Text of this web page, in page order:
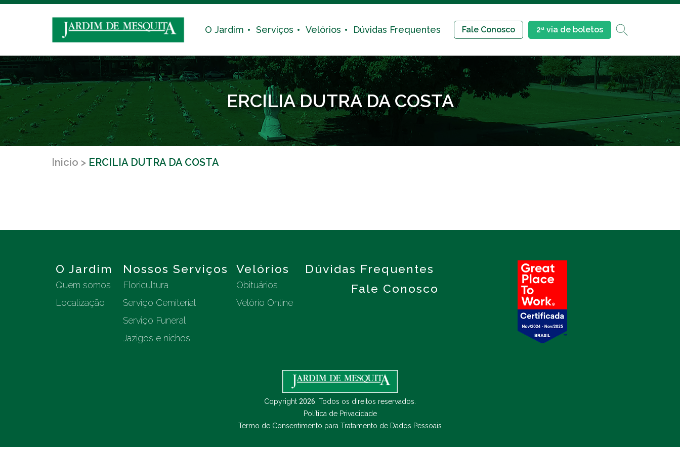
O Jardim Serviços Velórios Dúvidas Frequentes Fale Conosco 2ª via de boletos
ERCILIA DUTRA DA COSTA
Inicio ERCILIA DUTRA DA COSTA
O Jardim
Quem somos
Localização
Nossos Serviços
Floricultura
Serviço Cemiterial
Serviço Funeral
Jazigos e nichos
Velórios
Obituários
Velório Online
Dúvidas Frequentes
Fale Conosco
Copyright 2026 . Todos os direitos reservados.
Política de Privacidade
Termo de Consentimento para Tratamento de Dados Pessoais